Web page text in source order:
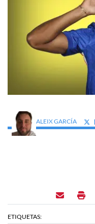
ALEIX GARCÍA
ETIQUETAS: